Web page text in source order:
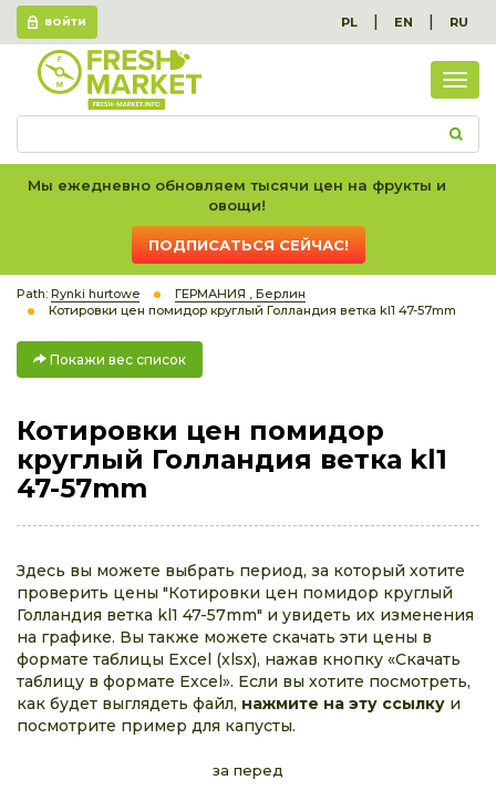
ВОЙТИ PL | EN | RU
вес
Мы ежедневно обновляем тысячи цен на фрукты и
овощи!
ПОДПИСАТЬСЯ СЕЙЧАС!
Path: Rynki hurtowe
ГЕРМАНИЯ , Берлин
Котировки цен помидор круглый Голландия ветка kl1 47-57mm
Покажи вес список
Котировки цен помидор
круглый Голландия ветка kl1
47-57mm
Здесь вы можете выбрать период, за который хотите
проверить цены "Котировки цен помидор круглый
Голландия ветка kl1 47-57mm" и увидеть их изменения
на графике. Вы также можете скачать эти цены в
формате таблицы Excel (xlsx), нажав кнопку «Скачать
таблицу в формате Excel». Если вы хотите посмотреть,
как будет выглядеть файл, нажмите на эту ссылку и
посмотрите пример для капусты.
за перед